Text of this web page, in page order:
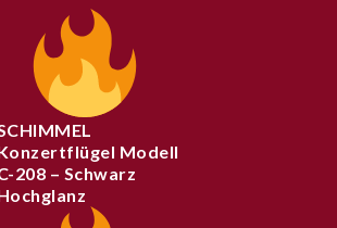
Modell
208 – Schwarz